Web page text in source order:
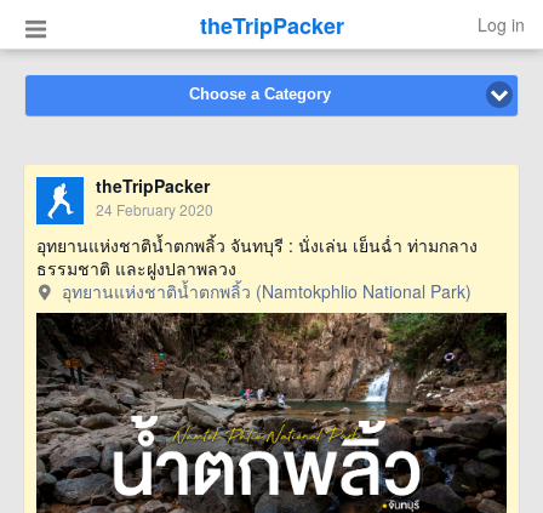
theTripPacker Log in
Choose a Category
theTripPacker
24 February 2020
อุทยานแห่งชาติน้ำตกพลิ้ว จันทบุรี : นั่งเล่น เย็นฉ่ำ ท่ามกลาง
ธรรมชาติ และฝูงปลาพลวง
อุทยานแห่งชาติน้ำตกพลิ้ว (Namtokphlio National Park)